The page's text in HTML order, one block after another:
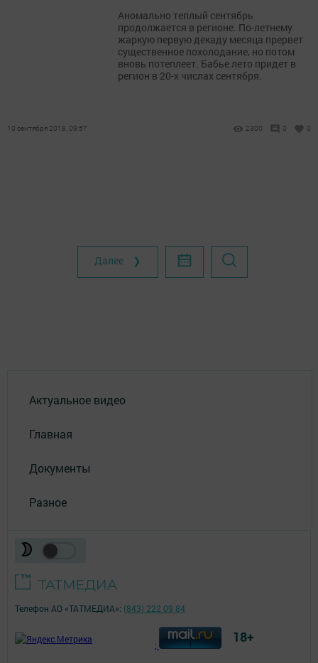
Аномально теплый сентябрь
продолжается в регионе. По-летнему
жаркую первую декаду месяца прервет
существенное похолодание, но потом
вновь потеплеет. Бабье лето придет в
регион в 20-х числах сентября.
10 сентября 2018, 09:57 2300 0 0
Далее ❯
Актуальное видео
Главная
Документы
Разное
Телефон АО «ТАТМЕДИА»: (843) 222 09 84
; 18+